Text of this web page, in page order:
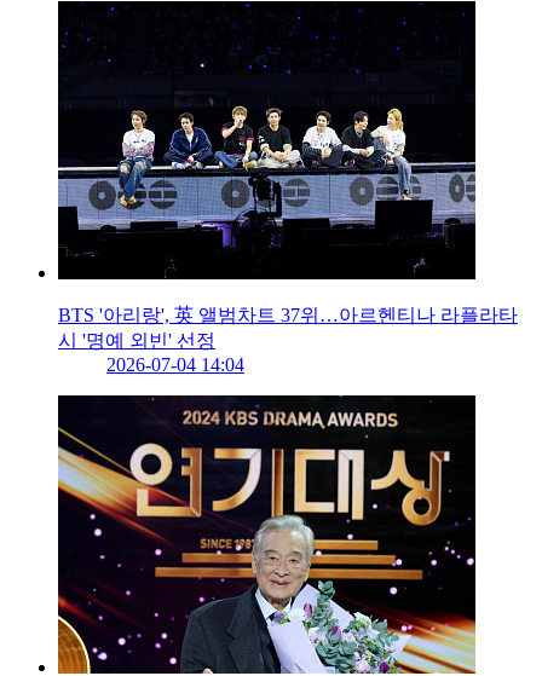
BTS '아리랑', 英 앨범차트 37위…아르헨티나 라플라타
시 '명예 외빈' 선정
2026-07-04 14:04